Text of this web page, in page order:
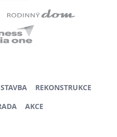
STAVBA
REKONSTRUKCE
AKCE